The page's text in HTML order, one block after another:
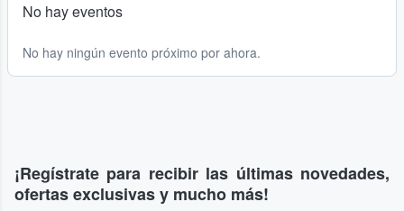
No hay eventos
No hay ningún evento próximo por ahora.
¡Regístrate para recibir las últimas novedades,
ofertas exclusivas y mucho más!